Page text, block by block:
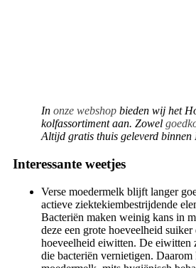
In onze webshop bieden wij het
kolfassortiment aan. Zowel
Altijd gratis thuis geleverd
Interessante weetjes
Verse moedermelk blijft langer
actieve ziektekiembestrijdende
Bacteriën maken weinig kans in
deze een grote hoeveelheid
hoeveelheid eiwitten. De eiwitten
die bacteriën vernietigen.